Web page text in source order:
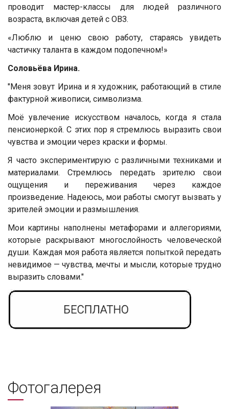
проводит мастер-классы для людей различного
возраста, включая детей с ОВЗ.
«Люблю и ценю свою работу, стараясь увидеть
частичку таланта в каждом подопечном!»
Соловьёва Ирина.
"Меня зовут Ирина и я художник, работающий в стиле
фактурной живописи, символизма.
Моё увлечение искусством началось, когда я стала
пенсионеркой. С этих пор я стремлюсь выразить свои
чувства и эмоции через краски и формы.
Я часто экспериментирую с различными техниками и
материалами. Стремлюсь передать зрителю свои
ощущения и переживания через каждое
произведение. Надеюсь, мои работы смогут вызвать у
зрителей эмоции и размышления.
Мои картины наполнены метафорами и аллегориями,
которые раскрывают многослойность человеческой
души. Каждая моя работа является попыткой передать
невидимое — чувства, мечты и мысли, которые трудно
выразить словами."
Фотогалерея